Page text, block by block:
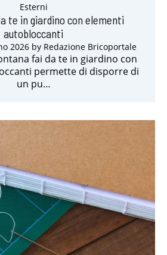
Esterni
te in giardino con elementi
autobloccanti
2026 by Redazione Bricoportale
fai da te in giardino con
permette di disporre di
un pu…